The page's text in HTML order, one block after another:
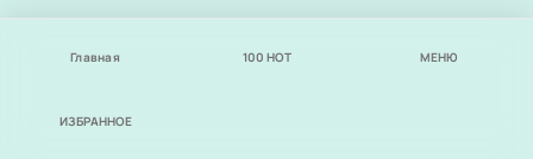
Главная 100 НОТ МЕНЮ
ИЗБРАННОЕ